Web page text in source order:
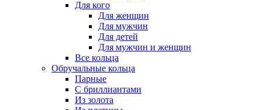
Для кого
Для женщин
Для мужчин
Для детей
Для мужчин и женщин
Все кольца
Обручальные кольца
Парные
С бриллиантами
Из золота